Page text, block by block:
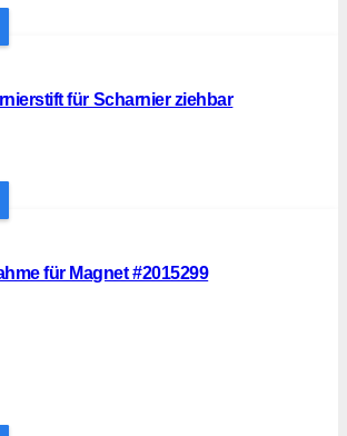
für Scharnier ziehbar
für Magnet #2015299